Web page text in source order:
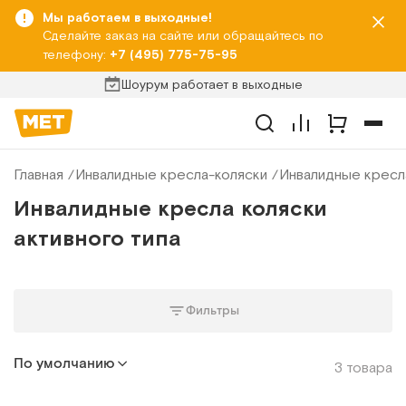
Мы работаем в выходные!
Сделайте заказ на сайте или обращайтесь по
телефону: +7 (495) 775-75-95
Шоурум работает в выходные
Главная Инвалидные кресла-коляски Инвалидные
Инвалидные кресла коляски
активного типа
Фильтры
По умолчанию 3 товара